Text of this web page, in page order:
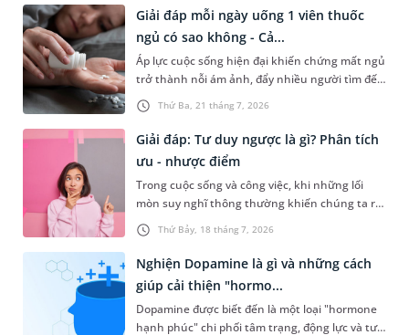
không hồi kết. Vấn đề này không chỉ gây ảnh
hưởng đến tinh thần mà còn tác động tiêu cực
đến sức khỏe thể chất. Vậy suy diễn là gì? Dưới
đây là câu trả lời cụ thể và một số lời khuyên
giúp bạn khắc phục vấn đề này và có một cuộc
sống chất lượng, tích cực hơn.
Thứ Ba, 21 tháng 7, 2026
Giải đáp mỗi ngày uống 1 viên thuốc
ngủ có sao không - Cả...
Áp lực cuộc sống hiện đại khiến chứng mất ngủ
trở thành nỗi ám ảnh, đẩy nhiều người tìm đến
thuốc an thần như một giải pháp vào mỗi đêm.
Tuy nhiên, việc sử dụng mỗi ngày uống 1 viên
thuốc ngủ có sao không, liệu có gây tác dụng
phụ nào cho sức khỏe không? Bài viết sẽ chia
sẻ chi tiết hơn về vấn đề này ngay sau đây.
Thứ Bảy, 18 tháng 7, 2026
Giải đáp: Tư duy ngược là gì? Phân tích
ưu - nhược điểm
Trong cuộc sống và công việc, khi những lối
mòn suy nghĩ thông thường khiến chúng ta rơi
vào bế tắc, một lối đi đột phá sẽ mở ra nếu bạn
biết cách lật ngược lại vấn đề hay còn gọi là tư
duy ngược. Vậy bản chất tư duy ngược là gì và
làm thế nào để ứng dụng phương pháp này
một cách khoa học nhằm bứt phá giới hạn của
bản thân?
Nghiện Dopamine là gì và những cách
giúp cải thiện "hormo...
Dopamine được biết đến là một loại "hormone
hạnh phúc" chi phối tâm trạng, động lực và tư